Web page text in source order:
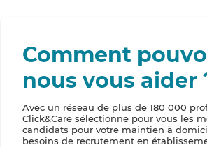
Comment
nous vous aider
Avec un réseau de plus de 180 000
Click&Care sélectionne pour vous les
candidats pour votre maintien à
besoins de recrutement en